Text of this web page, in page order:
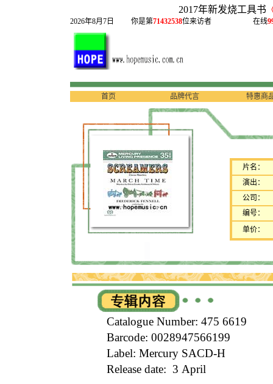
2017年新发烧工具书
2026年8月7日 你是第71432538位来访者 在线
首页 品牌代言 特惠商
片名：
演出：
公司：
编号：
单价：
Catalogue Number: 475 6619
Barcode: 0028947566199
Label: Mercury SACD-H
Release date: 3 April